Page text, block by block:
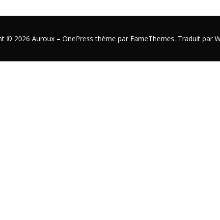
© 2026 Auroux – OnePress thème par FameThemes. Traduit par